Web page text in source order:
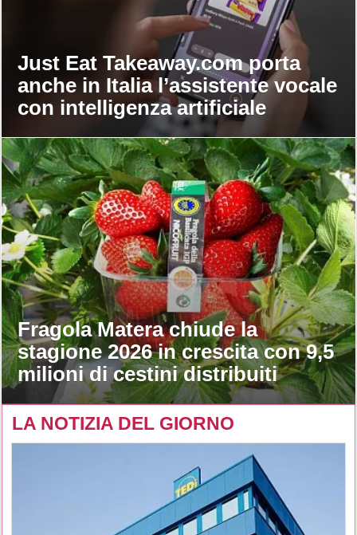
Just Eat Takeaway.com porta
anche in Italia l’assistente vocale
con intelligenza artificiale
Fragola Matera chiude la
stagione 2026 in crescita con 9,5
milioni di cestini distribuiti
LA NOTIZIA DEL GIORNO